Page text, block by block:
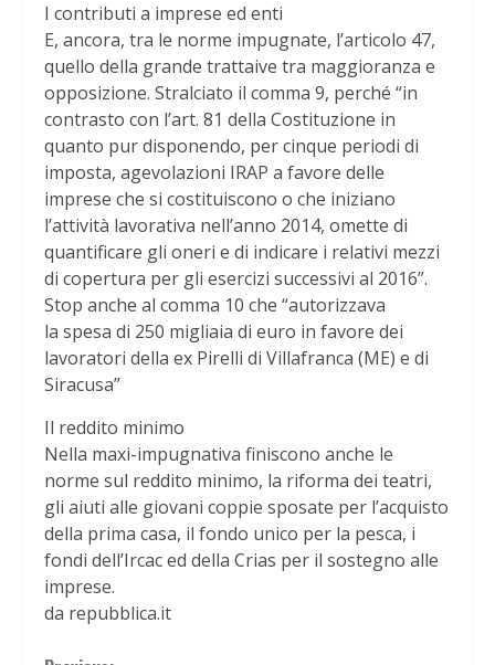
I contributi a imprese ed enti
E, ancora, tra le norme impugnate, l’articolo 47,
quello della grande trattaive tra maggioranza e
opposizione. Stralciato il comma 9, perché “in
contrasto con l’art. 81 della Costituzione in
quanto pur disponendo, per cinque periodi di
imposta, agevolazioni IRAP a favore delle
imprese che si costituiscono o che iniziano
l’attività lavorativa nell’anno 2014, omette di
quantificare gli oneri e di indicare i relativi mezzi
di copertura per gli esercizi successivi al 2016”.
Stop anche al comma 10 che “autorizzava
la spesa di 250 migliaia di euro in favore dei
lavoratori della ex Pirelli di Villafranca (ME) e di
Siracusa”
Il reddito minimo
Nella maxi-impugnativa finiscono anche le
norme sul reddito minimo, la riforma dei teatri,
gli aiuti alle giovani coppie sposate per l’acquisto
della prima casa, il fondo unico per la pesca, i
fondi dell’Ircac ed della Crias per il sostegno alle
imprese.
da repubblica.it